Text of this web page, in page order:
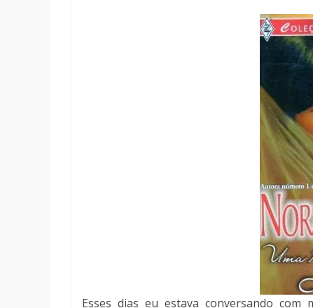
Esses dias eu estava conversando